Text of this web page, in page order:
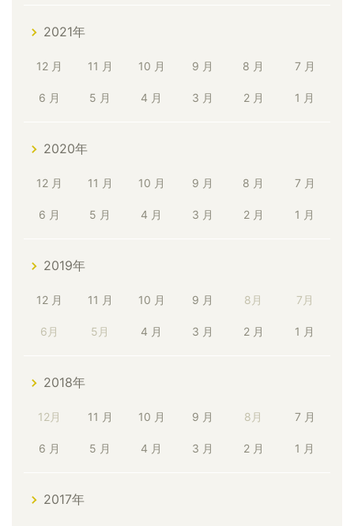
2021年
12 月 11 月 10 月 9 月 8 月 7 月
6 月 5 月 4 月 3 月 2 月 1 月
2020年
12 月 11 月 10 月 9 月 8 月 7 月
6 月 5 月 4 月 3 月 2 月 1 月
2019年
12 月 11 月 10 月 9 月 8月 7月
6月 5月 4 月 3 月 2 月 1 月
2018年
12月 11 月 10 月 9 月 8月 7 月
6 月 5 月 4 月 3 月 2 月 1 月
2017年